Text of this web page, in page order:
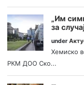
„Им
за
under
Хемиско
РКМ ДОО Ско...